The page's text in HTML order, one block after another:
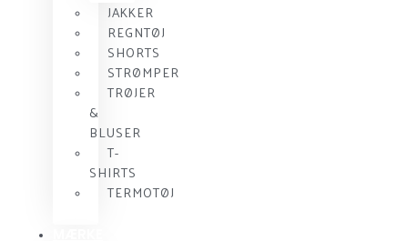
JAKKER
REGNTØJ
SHORTS
STRØMPER
TRØJER
&
BLUSER
T-
SHIRTS
TERMOTØJ